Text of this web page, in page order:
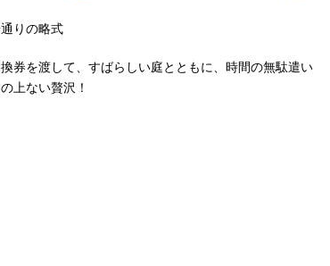
りの略式
券を渡して、すばらしい庭とともに、時間の無駄遣い
上ない贅沢！